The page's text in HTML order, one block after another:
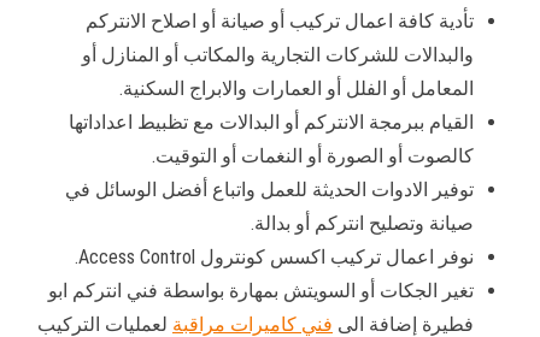
تأدية كافة اعمال تركيب أو صيانة أو اصلاح الانتركم
والبدالات للشركات التجارية والمكاتب أو المنازل أو
المعامل أو الفلل أو العمارات والابراج السكنية.
القيام ببرمجة الانتركم أو البدالات مع تظبيط اعداداتها
كالصوت أو الصورة أو النغمات أو التوقيت.
توفير الادوات الحديثة للعمل واتباع أفضل الوسائل في
صيانة وتصليح انتركم أو بدالة.
نوفر اعمال تركيب اكسس كونترول Access Control.
تغير الجكات أو السويتش بمهارة بواسطة فني انتركم ابو
فطيرة إضافة الى فني كاميرات مراقبة لعمليات التركيب